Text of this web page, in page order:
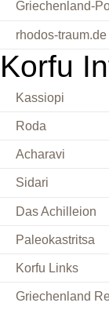
Griechenland-
rhodos-traum.de
Korfu
Kassiopi
Roda
Acharavi
Sidari
Das Achilleion
Paleokastritsa
Korfu Links
Griechenland